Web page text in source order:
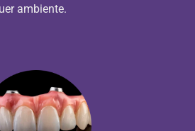
ambiente.